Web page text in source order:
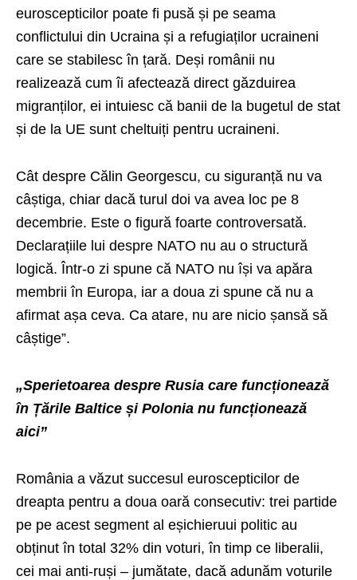
euroscepticilor poate fi pusă și pe seama
conflictului din Ucraina și a refugiaților ucraineni
care se stabilesc în țară. Deși românii nu
realizează cum îi afectează direct găzduirea
migranților, ei intuiesc că banii de la bugetul de stat
și de la UE sunt cheltuiți pentru ucraineni.
Cât despre Călin Georgescu, cu siguranță nu va
câștiga, chiar dacă turul doi va avea loc pe 8
decembrie. Este o figură foarte controversată.
Declarațiile lui despre NATO nu au o structură
logică. Într-o zi spune că NATO nu își va apăra
membrii în Europa, iar a doua zi spune că nu a
afirmat așa ceva. Ca atare, nu are nicio șansă să
câștige”.
„Sperietoarea despre Rusia care funcționează
în Țările Baltice și Polonia nu funcționează
aici”
România a văzut succesul euroscepticilor de
dreapta pentru a doua oară consecutiv: trei partide
pe pe acest segment al eșichieruui politic au
obținut în total 32% din voturi, în timp ce liberalii,
cei mai anti-ruși – jumătate, dacă adunăm voturile